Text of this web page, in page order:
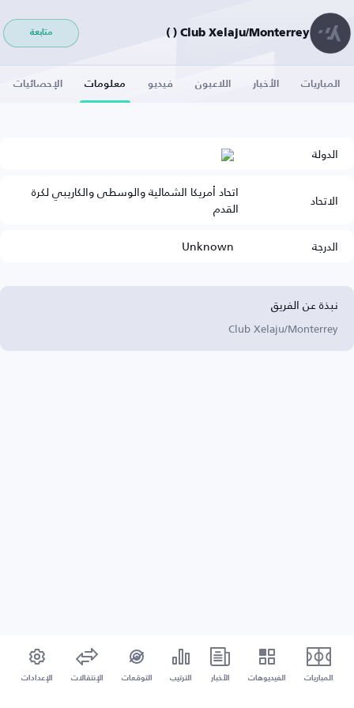
Club Xelaju/Monterrey ( ) متابعة
المباريات الأخبار اللاعبون فيديو معلومات الإحصائيات
الدولة
الاتحاد اتحاد أمريكا الشمالية والوسطى والكاريبي لكرة
القدم
الدرجة
Unknown
نبذة عن الفريق
Club Xelaju/Monterrey
المباريات الفيديوهات الأخبار الترتيب التوقعات الإنتقالات الإعدادات